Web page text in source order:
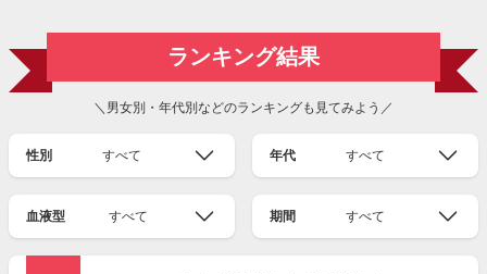
ランキング結果
＼男女別・年代別などのランキングも見てみよう／
性別 すべて 年代 すべて
血液型 すべて 期間 すべて